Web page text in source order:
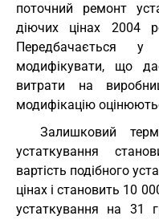
поточний ремонт
діючих цінах 2004
Передбачається
модифікувати, що
витрати на
модифікацію
Залишковий
устаткування
вартість подібного
цінах і становить 10
устаткування на 31